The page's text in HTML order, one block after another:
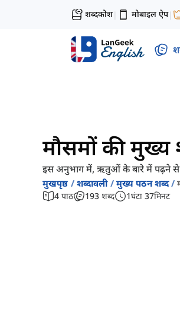
शब्दकोश| मोबाइल ऐप|
मौसमों की मुख्य
इस अनुभाग में, ऋतुओं के बारे में पढ़ने से
मुखपृष्ठ शब्दावली मुख्य पठन शब्द
4 पाठ 193 शब्द 1घंटा 37मिनट